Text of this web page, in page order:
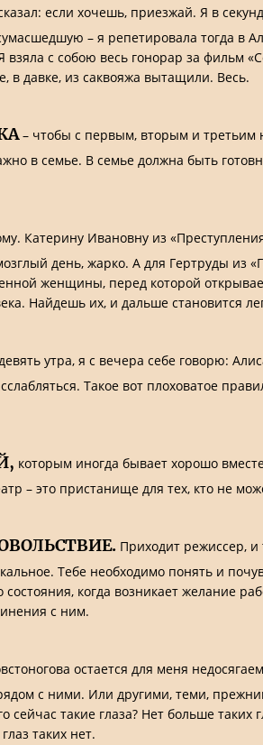
если хочешь, приезжай. Я в
– я репетировала тогда в
с собою весь гонорар за фильм
в давке, из саквояжа вытащили. Весь.
– чтобы с первым, вторым и третьим
в семье. В семье должна быть
Катерину Ивановну из
день, жарко. А для Гертруды из
женщины, перед которой
Найдешь их, и дальше становится
утра, я с вечера себе говорю:
Такое вот плоховатое
которым иногда бывает хорошо
– это пристанище для тех, кто не
Приходит режиссер,
Тебе необходимо понять и
когда возникает желание
с ним.
остается для меня
с ними. Или другими, теми,
такие глаза? Нет больше
таких нет.